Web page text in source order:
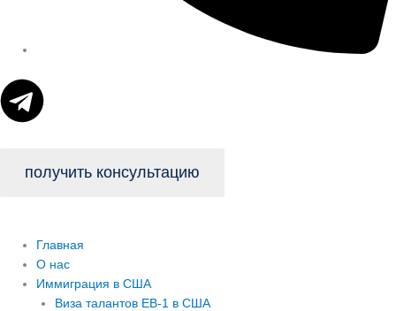
T
l
e
g
получить консультацию
Главная
О нас
Иммиграция в США
Виза талантов EB-1 в США